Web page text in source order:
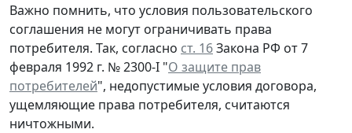
Важно помнить, что условия пользовательского
соглашения не могут ограничивать права
потребителя. Так, согласно ст. 16Закона РФ от 7
февраля 1992 г. № 2300-I "О защите прав
потребителей", недопустимые условия договора,
ущемляющие права потребителя, считаются
ничтожными.